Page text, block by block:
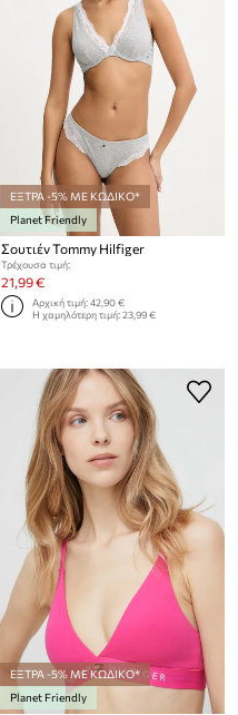
ΕΞΤΡΑ -5% ΜΕ ΚΩΔΙΚΟ*
Planet Friendly
Σουτιέν Tommy Hilfiger
Τρέχουσα τιμή:
21,99 €
Αρχική τιμή:42,90 €
Η χαμηλότερη τιμή:23,99 €
ΕΞΤΡΑ -5% ΜΕ ΚΩΔΙΚΟ*
Planet Friendly